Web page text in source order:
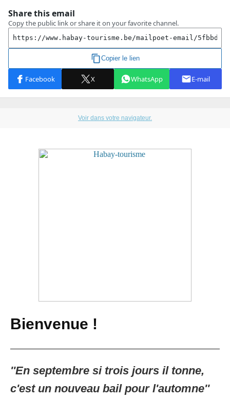
Voir dans votre navigateur.
Bienvenue !
''En septembre si trois jours il tonne,
c'est un nouveau bail pour l'automne''